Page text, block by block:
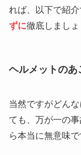
れば、以下で紹
ずに徹底しましょ
ヘルメットのあ
当然ですがどん
ても、万が一の
ら本当に無意味で